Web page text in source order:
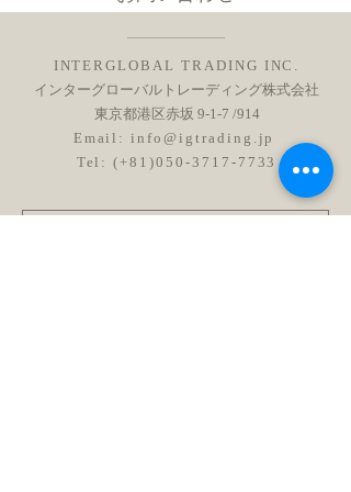
INTERGLOBAL TRADING INC.
インターグローバルトレーディング株式会社
東京都港区赤坂 9-1-7 /914
Email:info@igtrading.jp
Tel: (+81)050-3717-7733